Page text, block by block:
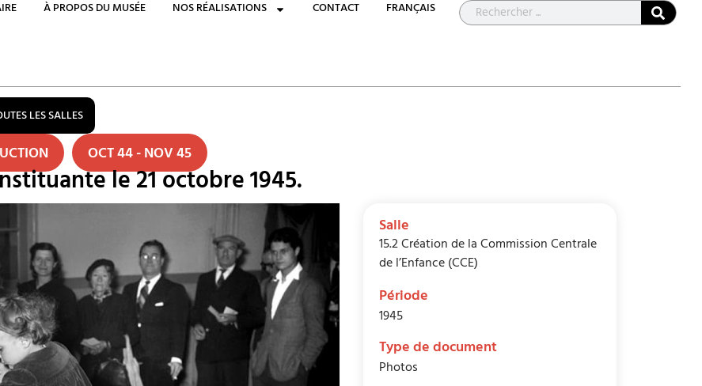
À PROPOS DU MUSÉE NOS RÉALISATIONS CONTACT FRANÇAIS
LES SALLES
OCT 44 - NOV 45
le 21 octobre 1945.
Salle
15.2 Création de la Commission Centrale
de l’Enfance (CCE)
Période
1945
Type de document
Photos